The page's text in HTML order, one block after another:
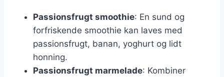
Passionsfrugt smoothie: En sund og
forfriskende smoothie kan laves med
passionsfrugt, banan, yoghurt og lidt
honning.
Passionsfrugt marmelade: Kombiner